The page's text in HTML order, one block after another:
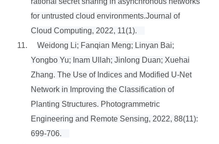
for untrusted cloud environments.Journal of
Cloud Computing, 2022, 11(1).
11.
Weidong Li; Fanqian Meng; Linyan Bai;
Yongbo Yu; Inam Ullah; Jinlong Duan; Xuehai
Zhang. The Use of Indices and Modified U-Net
Network in Improving the Classification of
Planting Structures. Photogrammetric
Engineering and Remote Sensing, 2022, 88(11):
699-706.